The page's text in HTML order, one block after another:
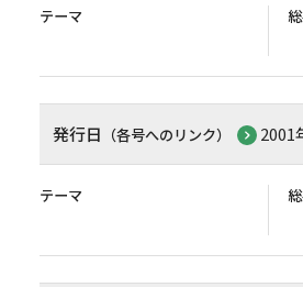
テーマ
発行日 （各号へのリンク） 2001
テーマ